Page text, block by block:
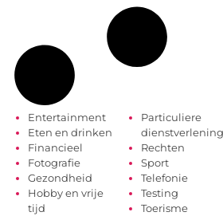
Entertainment
Eten en drinken
Financieel
Fotografie
Gezondheid
Hobby en vrije
tijd
Particuliere
dienstverlening
Rechten
Sport
Telefonie
Testing
Toerisme